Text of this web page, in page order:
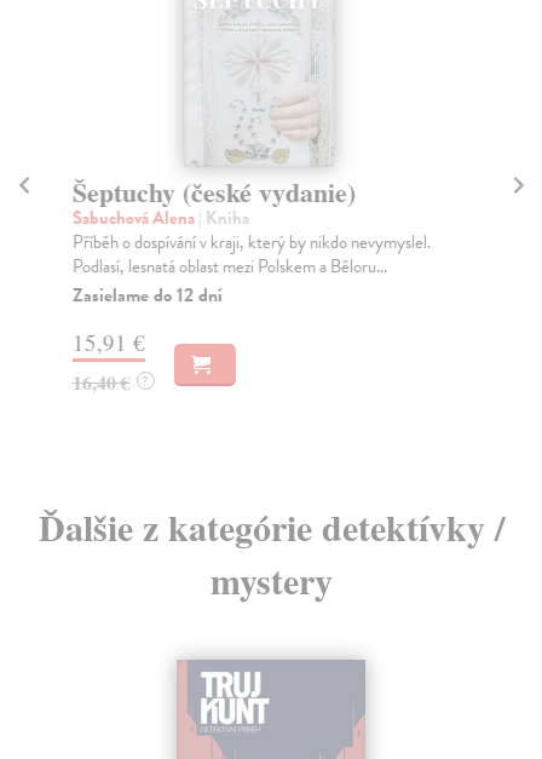
Šeptuchy (české vydanie)
Sabuchová Alena| Kniha
Příběh o dospívání v kraji, který by nikdo nevymyslel.
Podlasí, lesnatá oblast mezi Polskem a Běloru...
Zasielame do 12 dní
15,91 €
16,40 € ?
Ďalšie z kategórie detektívky /
mystery